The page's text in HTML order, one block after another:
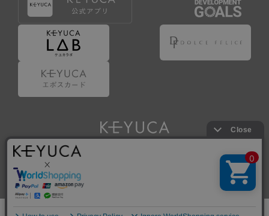
Copyright © KAWAJUN Co., Ltd. All Rights Reserved.